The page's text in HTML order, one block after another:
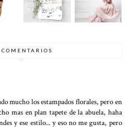
INVITA
CIONES
DE
DAS DE
BODA
2016
mucho los estampados florales, pero en
mas en plan tapete de la abuela, haha
y ese estilo... y eso no me gusta, pero